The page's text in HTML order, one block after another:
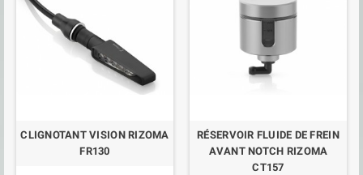
CLIGNOTANT VISION RIZOMA
FR130
RÉSERVOIR FLUIDE DE FREIN
AVANT NOTCH RIZOMA
CT157